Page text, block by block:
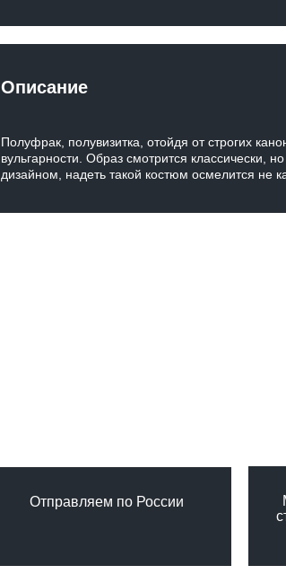
Описание
Полуфрак, полувизитка, отойдя от строгих
вульгарности. Образ смотрится классически,
дизайном, надеть такой костюм осмелится не
Отправляем по России